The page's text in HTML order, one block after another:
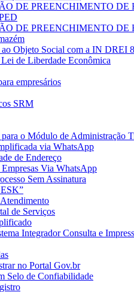
DE PREENCHIMENTO DE
DE PREENCHIMENTO DE
ao Objeto Social com a IN DREI
de Liberdade Econômica
empresários
SRM
o Módulo de Administração
via WhatsApp
de Endereço
Via WhatsApp
Sem Assinatura
de Serviços
Integrador Consulta e
no Portal Gov.br
Selo de Confiabilidade